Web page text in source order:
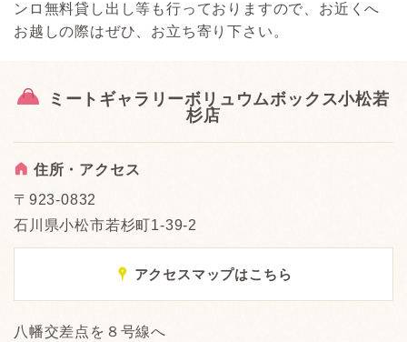
ンロ無料貸し出し等も行っておりますので、お近くへ
お越しの際はぜひ、お立ち寄り下さい。
ミートギャラリーボリュウムボックス小松若
杉店
A 住所・アクセス
〒923-0832
石川県小松市若杉町1-39-2
x アクセスマップはこちら
八幡交差点を８号線へ